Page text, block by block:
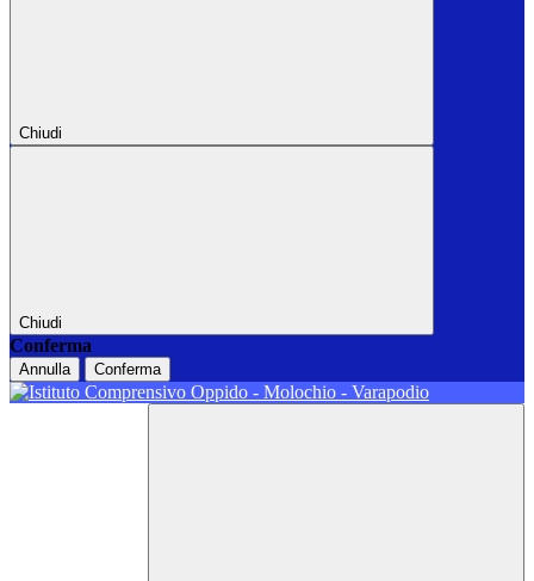
Chiudi
Chiudi
Conferma
Annulla Conferma